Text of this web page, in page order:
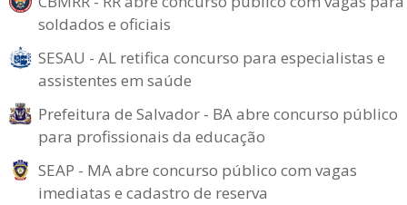
soldados e oficiais
SESAU - AL retifica concurso para especialistas e
assistentes em saúde
Prefeitura de Salvador - BA abre concurso público
para profissionais da educação
SEAP - MA abre concurso público com vagas
imediatas e cadastro de reserva